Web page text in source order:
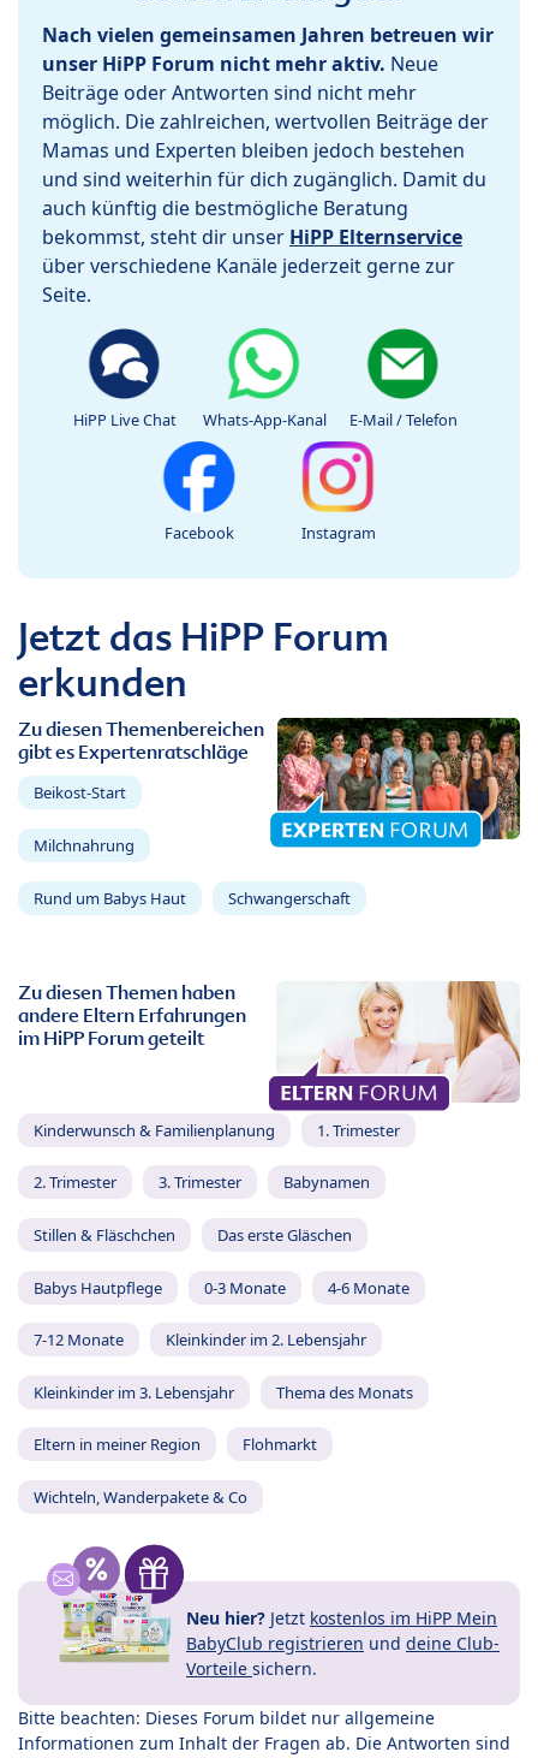
Nach vielen gemeinsamen Jahren betreuen wir
unser HiPP Forum nicht mehr aktiv. Neue
Beiträge oder Antworten sind nicht mehr
möglich. Die zahlreichen, wertvollen Beiträge der
Mamas und Experten bleiben jedoch bestehen
und sind weiterhin für dich zugänglich. Damit du
auch künftig die bestmögliche Beratung
bekommst, steht dir unser HiPP Elternservice
über verschiedene Kanäle jederzeit gerne zur
Seite.
HiPP Live Chat Whats-App-Kanal E-Mail / Telefon
Facebook Instagram
Jetzt das HiPP Forum
erkunden
Zu diesen Themenbereichen
gibt es Expertenratschläge
Beikost-Start
Milchnahrung
Rund um Babys Haut Schwangerschaft
Zu diesen Themen haben
andere Eltern Erfahrungen
im HiPP Forum geteilt
Kinderwunsch & Familienplanung 1. Trimester
2. Trimester 3. Trimester Babynamen
Stillen & Fläschchen Das erste Gläschen
Babys Hautpflege 0-3 Monate 4-6 Monate
7-12 Monate Kleinkinder im 2. Lebensjahr
Kleinkinder im 3. Lebensjahr Thema des Monats
Eltern in meiner Region Flohmarkt
Wichteln, Wanderpakete & Co
Neu hier? Jetzt kostenlos im HiPP Mein
BabyClub registrieren und deine Club-
Vorteile sichern.
Bitte beachten: Dieses Forum bildet nur allgemeine
Informationen zum Inhalt der Fragen ab. Die Antworten sind